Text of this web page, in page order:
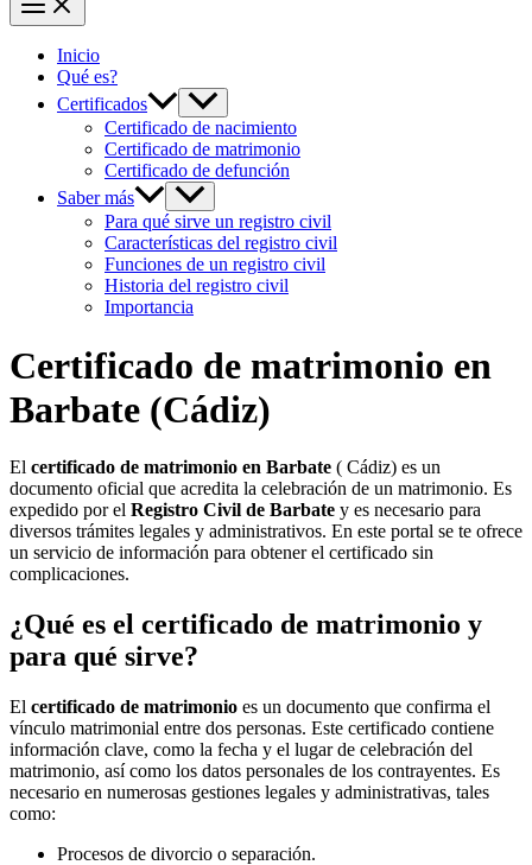
Inicio
Qué es?
Certificados
Certificado de nacimiento
Certificado de matrimonio
Certificado de defunción
Saber más
Para qué sirve un registro civil
Características del registro civil
Funciones de un registro civil
Historia del registro civil
Importancia
Certificado de matrimonio en
Barbate (Cádiz)
El certificado de matrimonio en Barbate ( Cádiz) es un
documento oficial que acredita la celebración de un matrimonio. Es
expedido por el Registro Civil de Barbate y es necesario para
diversos trámites legales y administrativos. En este portal se te ofrece
un servicio de información para obtener el certificado sin
complicaciones.
¿Qué es el certificado de matrimonio y
para qué sirve?
El certificado de matrimonio es un documento que confirma el
vínculo matrimonial entre dos personas. Este certificado contiene
información clave, como la fecha y el lugar de celebración del
matrimonio, así como los datos personales de los contrayentes. Es
necesario en numerosas gestiones legales y administrativas, tales
como:
Procesos de divorcio o separación.